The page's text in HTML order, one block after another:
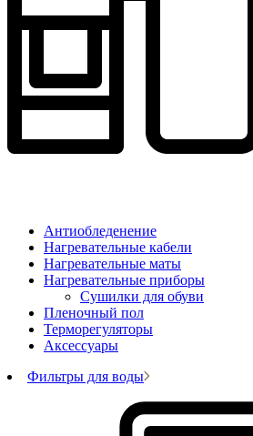
Антиобледенение
Нагревательные кабели
Нагревательные маты
Нагревательные приборы
Сушилки для обуви
Пленочный пол
Терморегуляторы
Аксессуары
Фильтры для воды